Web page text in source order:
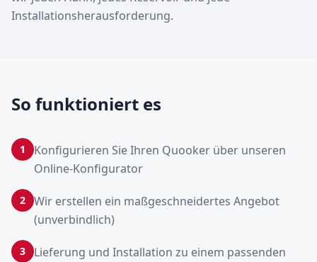
Installationsherausforderung.
So funktioniert es
1
Konfigurieren Sie Ihren Quooker über unseren
Online-Konfigurator
2
Wir erstellen ein maßgeschneidertes Angebot
(unverbindlich)
3
Lieferung und Installation zu einem passenden